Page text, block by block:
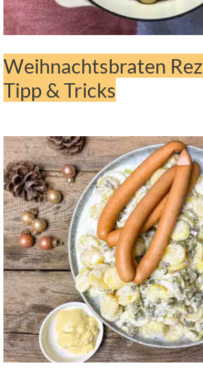
Weihnachtsbraten
Tipp & Tricks